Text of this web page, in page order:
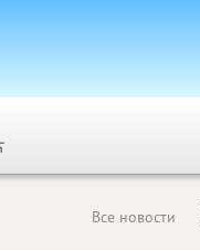
Все новости